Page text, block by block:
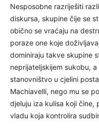
Nesposobne razriješiti
diskursa, skupine čije se
obično se vraćaju na
poraze one koje
dominiraju takve skupine
neprijateljskijem sukobu,
stanovništvo u cjelini
Machiavelli, nego mu se
djeluju iza kulisa koji čine,
vladu koja kontrolira